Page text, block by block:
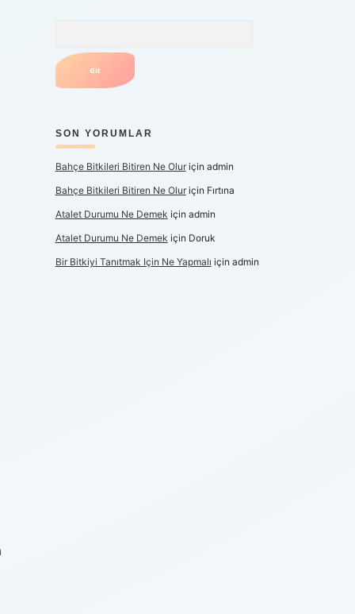
SON YORUMLAR
Bahçe Bitkileri Bitiren Ne Oluriçin admin
Bahçe Bitkileri Bitiren Ne Oluriçin Fırtına
Atalet Durumu Ne Demek için admin
Atalet Durumu Ne Demek için Doruk
Bir Bitkiyi Tanıtmak Için Ne Yapmalı için admin